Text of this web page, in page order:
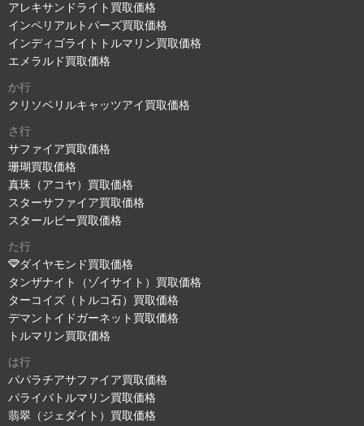
アレキサンドライト買取価格
インペリアルトパーズ買取価格
インディゴライトトルマリン買取価格
エメラルド買取価格
か行
クリソベリルキャッツアイ買取価格
さ行
サファイア買取価格
珊瑚買取価格
真珠（アコヤ）買取価格
スターサファイア買取価格
スタールビー買取価格
た行
ダイヤモンド買取価格
タンザナイト（ゾイサイト）買取価格
ターコイズ（トルコ石）買取価格
デマントイドガーネット買取価格
トルマリン買取価格
は行
パパラチアサファイア買取価格
パライバトルマリン買取価格
翡翠（ジェダイト）買取価格